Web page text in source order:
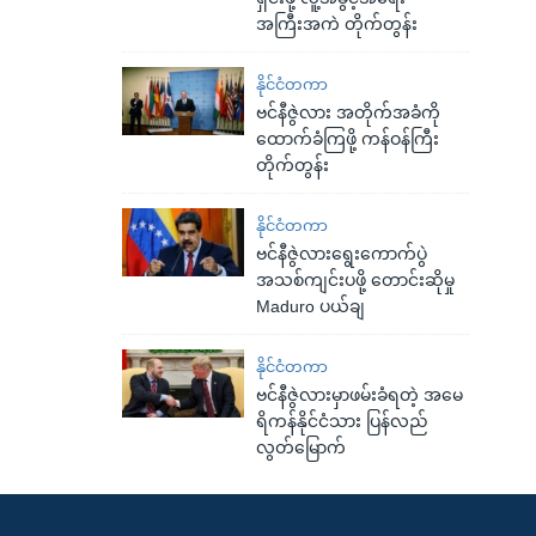
အကြီးအကဲ တိုက်တွန်း
နိုင်ငံတကာ
ဗင်နီဇွဲလား အတိုက်အခံကို
ထောက်ခံကြဖို့ ကန်ဝန်ကြီး
တိုက်တွန်း
နိုင်ငံတကာ
ဗင်နီဇွဲလားရွေးကောက်ပွဲ
အသစ်ကျင်းပဖို့ တောင်းဆိုမှု
Maduro ပယ်ချ
နိုင်ငံတကာ
ဗင်နီဇွဲလားမှာဖမ်းခံရတဲ့ အမေ
ရိကန်နိုင်ငံသား ပြန်လည်
လွတ်မြောက်